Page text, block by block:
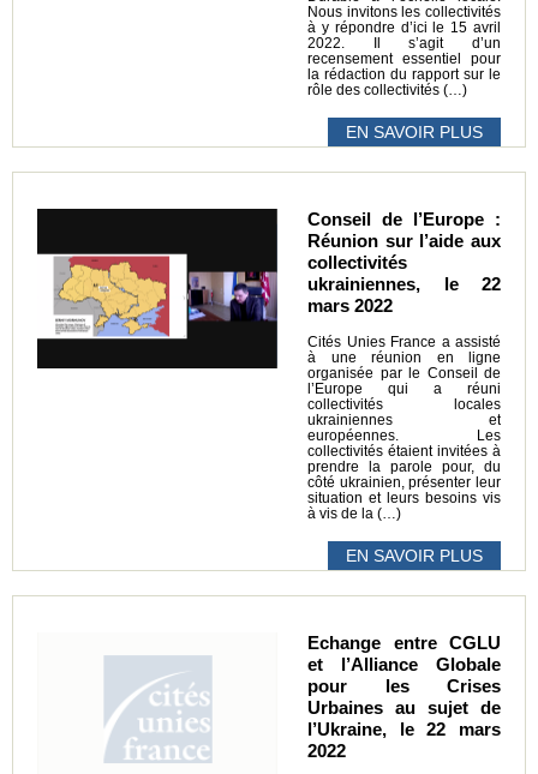
Nous invitons les collectivités
à y répondre d’ici le 15 avril
2022. Il s’agit d’un
recensement essentiel pour
la rédaction du rapport sur le
rôle des collectivités (…)
EN SAVOIR PLUS
Conseil de l’Europe :
Réunion sur l’aide aux
collectivités
ukrainiennes, le 22
mars 2022
Cités Unies France a assisté
à une réunion en ligne
organisée par le Conseil de
l’Europe qui a réuni
collectivités locales
ukrainiennes et
européennes. Les
collectivités étaient invitées à
prendre la parole pour, du
côté ukrainien, présenter leur
situation et leurs besoins vis
à vis de la (…)
EN SAVOIR PLUS
Echange entre CGLU
et l’Alliance Globale
pour les Crises
Urbaines au sujet de
l’Ukraine, le 22 mars
2022